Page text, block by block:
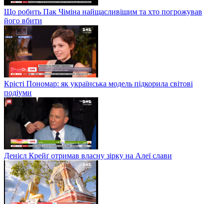
Що робить Пак Чіміна найщасливішим та хто погрожував
його вбити
Крісті Пономар: як українська модель підкорила світові
подіуми
Денієл Крейґ отримав власну зірку на Алеї слави